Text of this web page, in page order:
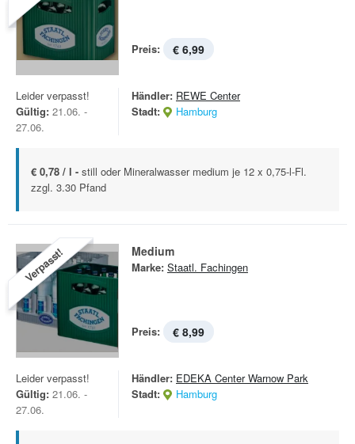
Preis: € 6,99
Leider verpasst!
Gültig: 21.06. -
27.06.
Händler: REWE Center
Stadt:
Hamburg
€ 0,78 / l - still oder Mineralwasser medium je 12 x 0,75-l-Fl.
zzgl. 3.30 Pfand
Verpasst! Medium
Marke: Staatl. Fachingen
Preis: € 8,99
Leider verpasst!
Gültig: 21.06. -
27.06.
Händler: EDEKA Center Warnow Park
Stadt:
Hamburg